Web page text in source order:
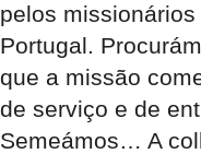
pelos
Portugal.
que a missão
de serviço e de
Semeámos… A